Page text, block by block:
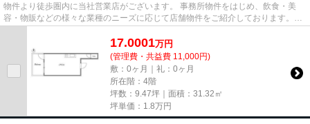
物件より徒歩圏内に当社営業店がございます。 事務所物件をはじめ、飲食・美
容・物販などの様々な業種のニーズに応じて店舗物件をご紹介しております。
尚、弊社ではおとり広告は一切...
17.0001万円
(管理費・共益費 11,000円)
敷：0ヶ月｜礼：0ヶ月
所在階：4階
坪数：9.47坪｜面積：31.32㎡
坪単価： 1.8万円